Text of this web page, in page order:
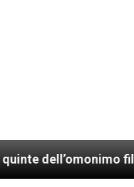
film di Wim